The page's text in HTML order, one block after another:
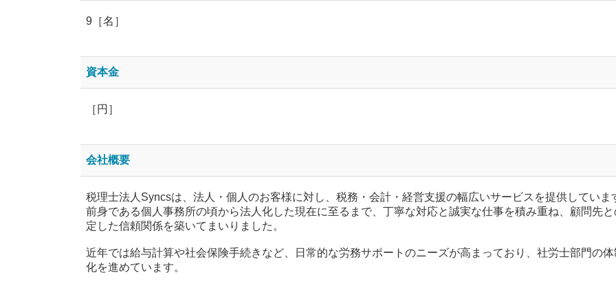
9［名］
資本金
［円］
会社概要
税理士法人Syncsは、法人・個人のお客様に対し、税務・会計・経営支援の幅広いサービスを提供していま
前身である個人事務所の頃から法人化した現在に至るまで、丁寧な対応と誠実な仕事を積み重ね、顧問先
定した信頼関係を築いてまいりました。
近年では給与計算や社会保険手続きなど、日常的な労務サポートのニーズが高まっており、社労士部門の体
化を進めています。